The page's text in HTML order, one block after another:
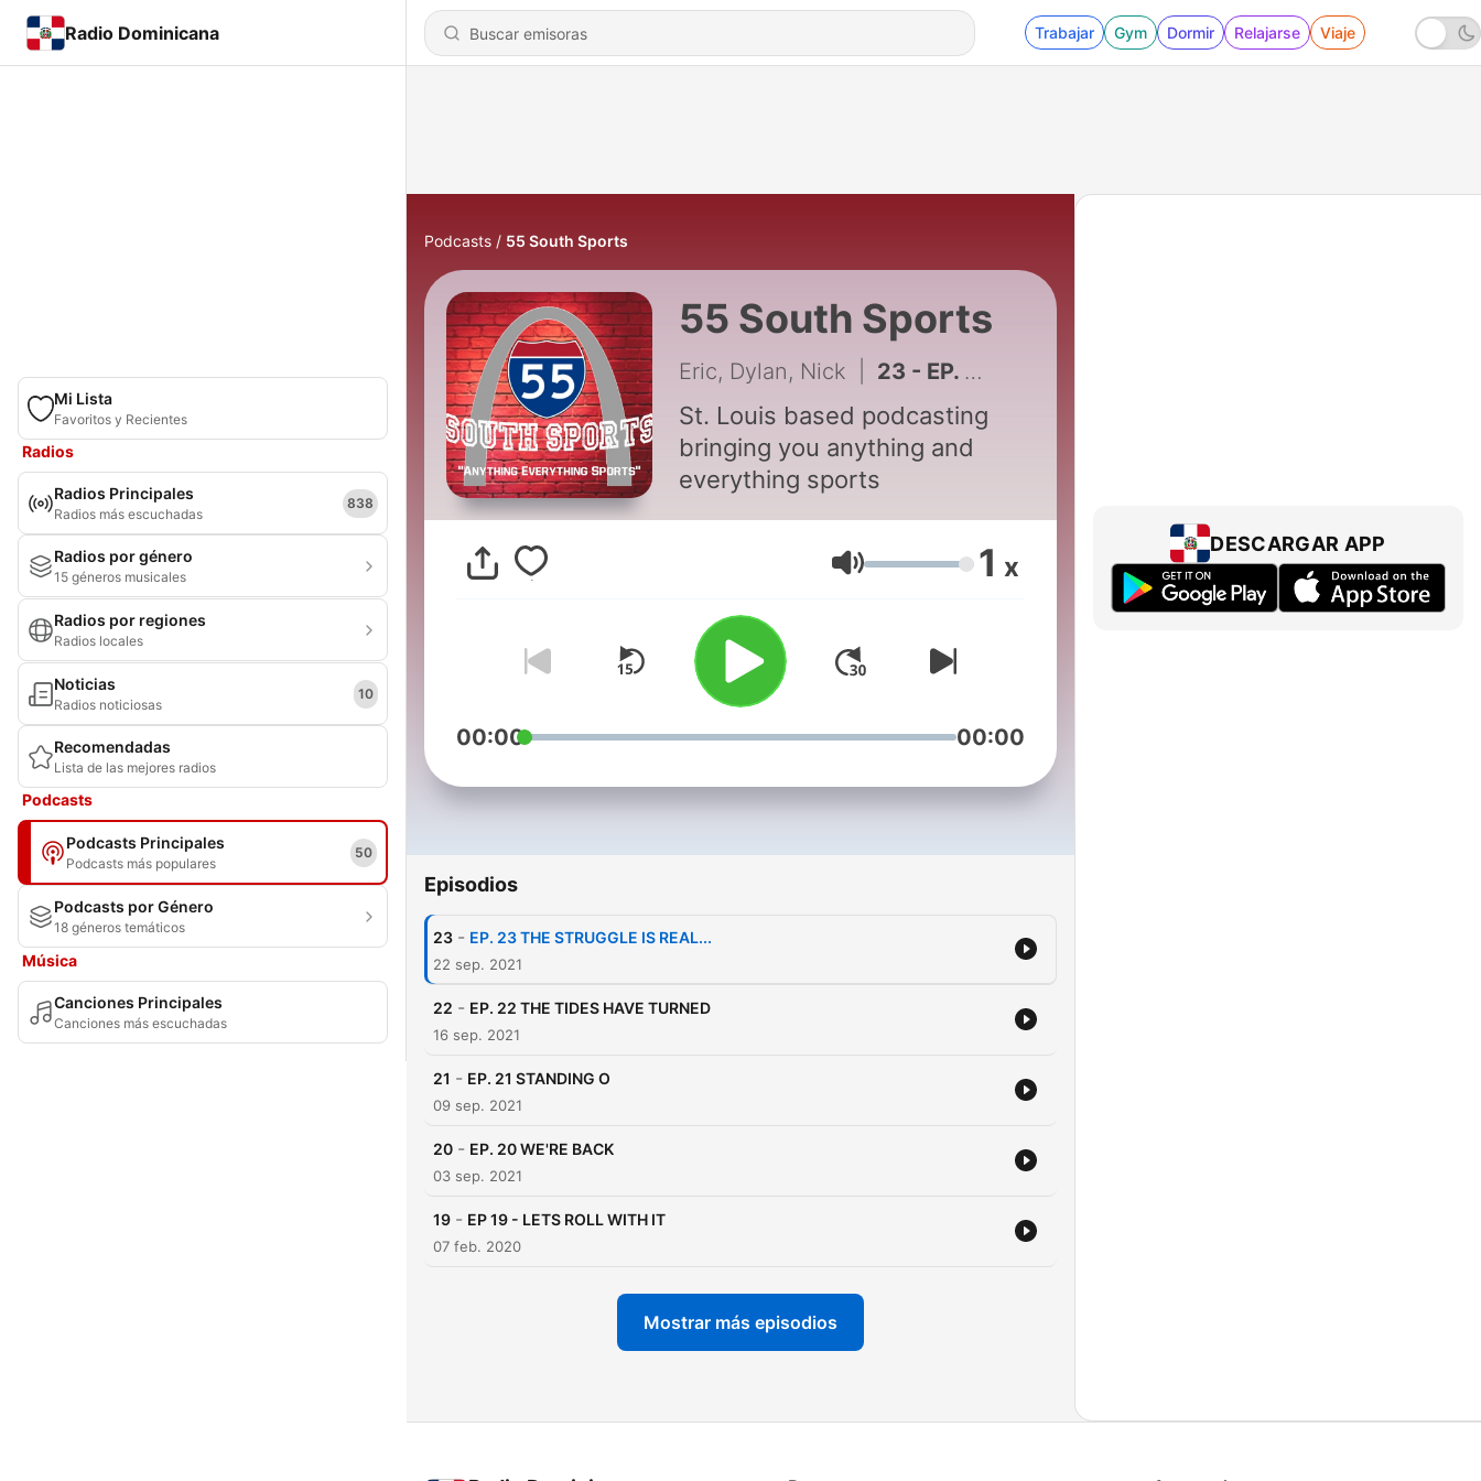
Radio Dominicana Trabajar Gym Dormir Relajarse Viaje
Mi Lista
Favoritos y Recientes
Radios
Radios Principales
Radios más escuchadas
838
Radios por género
15 géneros musicales
Radios por regiones
Radios locales
Noticias
Radios noticiosas
10
Recomendadas
Lista de las mejores radios
Podcasts
Podcasts Principales
Podcasts más populares
50
Podcasts por Género
18 géneros temáticos
Música
Canciones Principales
Canciones más escuchadas
Podcasts 55 South Sports
55 South Sports
Eric, Dylan, Nick 23 - EP. 23 THE STRUGGLE IS REAL...
St. Louis based podcasting
bringing you anything and
everything sports
Volumen 1 x
00:00 00:00
Episodios
23 - EP. 23 THE STRUGGLE IS REAL...
22 sep. 2021
22 - EP. 22 THE TIDES HAVE TURNED
16 sep. 2021
21 - EP. 21 STANDING O
09 sep. 2021
20 - EP. 20 WE'RE BACK
03 sep. 2021
19 - EP 19 - LETS ROLL WITH IT
07 feb. 2020
Mostrar más episodios
DESCARGAR APP